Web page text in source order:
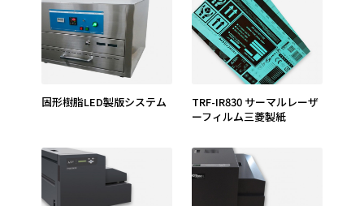
固形樹脂LED製版システム
TRF-IR830 サーマルレーザ
ーフィルム三菱製紙